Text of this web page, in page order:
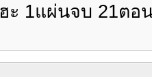
ะ 1แผ่นจบ 21ตอ